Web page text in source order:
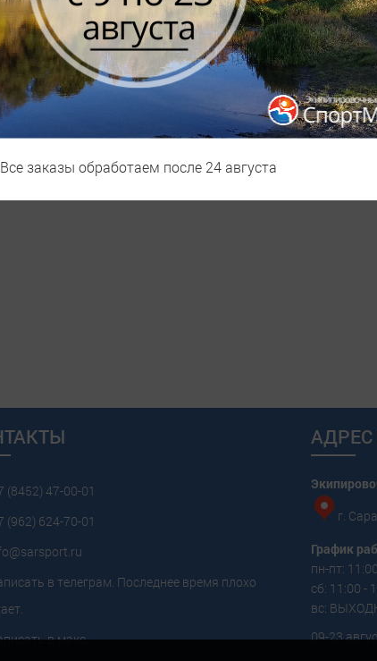
мембраной 5000мм. Материал SoftShell Dry
(8452) 47-00-01
(962) 624-70-01
в телеграм. Последнее время плохо
в макс
г.
График
пн-пт:
сб: 11:00 -
вс:
09-23
Все заказы обработаем после 24 августа